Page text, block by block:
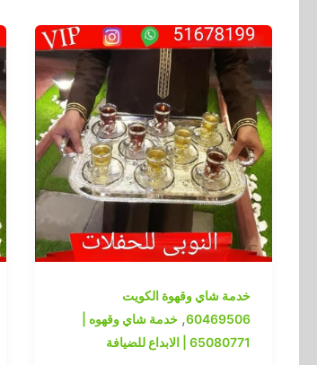
خدمة شاي وقهوة الكويت
60469506
, خدمة شاي وقهوه |
65080771 | الابداع للضيافة